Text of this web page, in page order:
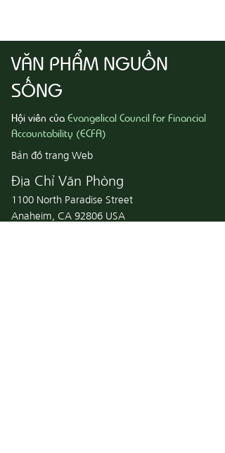
VĂN PHẨM NGUỒN
SỐNG
Hội viên củaEvangelical Council for Financial
Accountability (ECFA)
Bản đồ trang Web
Địa Chỉ Văn Phòng
1100 North Paradise Street
Anaheim, CA 92806 USA